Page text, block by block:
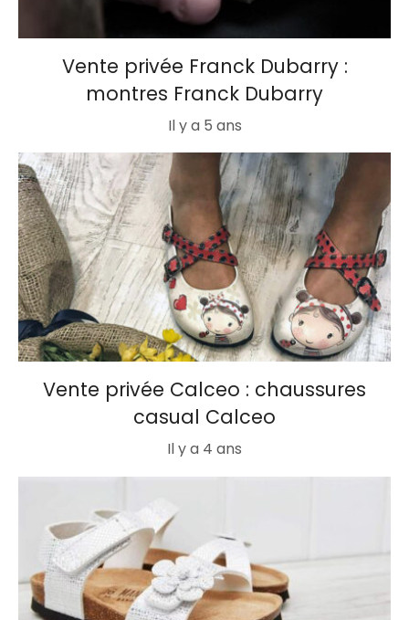
Vente privée Franck Dubarry :
montres Franck Dubarry
Il y a 5 ans
Vente privée Calceo : chaussures
casual Calceo
Il y a 4 ans